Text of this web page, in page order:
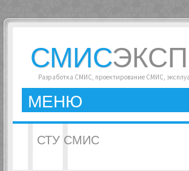
СМИС
Разработка СМИС, проектирование СМИС,
МЕНЮ
СТУ СМИС